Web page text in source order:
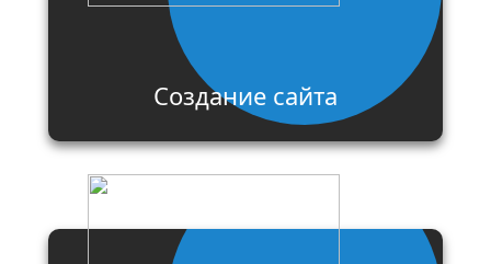
Создание сайта